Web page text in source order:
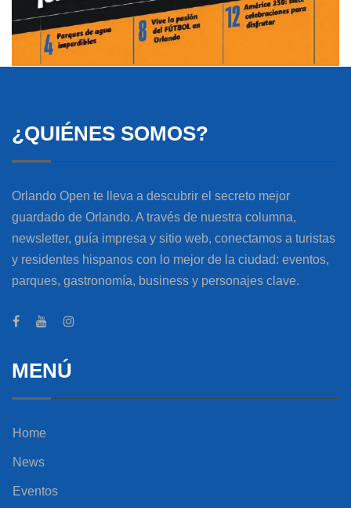
¿QUIÉNES SOMOS?
Orlando Open te lleva a descubrir el secreto mejor
guardado de Orlando. A través de nuestra columna,
newsletter, guía impresa y sitio web, conectamos a turistas
y residentes hispanos con lo mejor de la ciudad: eventos,
parques, gastronomía, business y personajes clave.
MENÚ
Home
News
Eventos